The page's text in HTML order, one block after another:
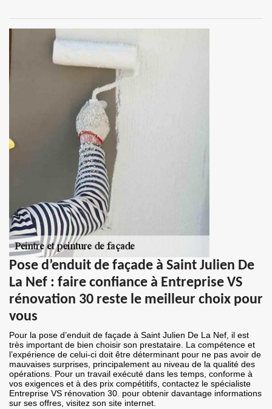
Pose d’enduit de façade à Saint Julien De
La Nef : faire confiance à Entreprise VS
rénovation 30 reste le meilleur choix pour
vous
Pour la pose d’enduit de façade à Saint Julien De La Nef, il est
très important de bien choisir son prestataire. La compétence et
l’expérience de celui-ci doit être déterminant pour ne pas avoir de
mauvaises surprises, principalement au niveau de la qualité des
opérations. Pour un travail exécuté dans les temps, conforme à
vos exigences et à des prix compétitifs, contactez le spécialiste
Entreprise VS rénovation 30. pour obtenir davantage informations
sur ses offres, visitez son site internet.